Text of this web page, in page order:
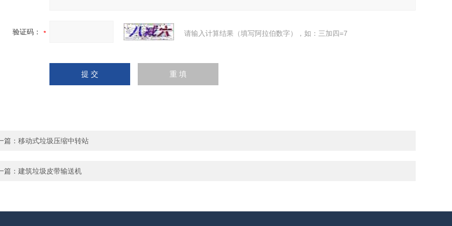
验证码： 请输入计算结果（填写阿拉伯数字），如：三加四=7
篇： 移动式垃圾压缩中转站
篇： 建筑垃圾皮带输送机